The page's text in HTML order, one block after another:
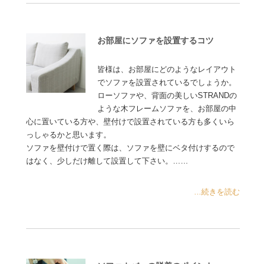
お部屋にソファを設置するコツ
皆様は、お部屋にどのようなレイアウト
でソファを設置されているでしょうか。
ローソファや、背面の美しいSTRANDの
ような木フレームソファを、お部屋の中
心に置いている方や、壁付けで設置されている方も多くいら
っしゃるかと思います。
ソファを壁付けで置く際は、ソファを壁にベタ付けするので
はなく、少しだけ離して設置して下さい。……
...続きを読む